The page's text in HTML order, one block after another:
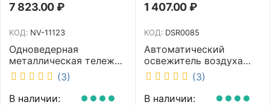
7 823.00₽
КОД: NV-11123
Одноведерная
металлическая тележка
с отжимом и корзинкой
под химию NV 23 л NV-
11123
(3)
В наличии:
1 407.00₽
КОД: DSR0085
Автоматический
освежитель воздуха
DISCOVER белый
DSR0085
(3)
В наличии: